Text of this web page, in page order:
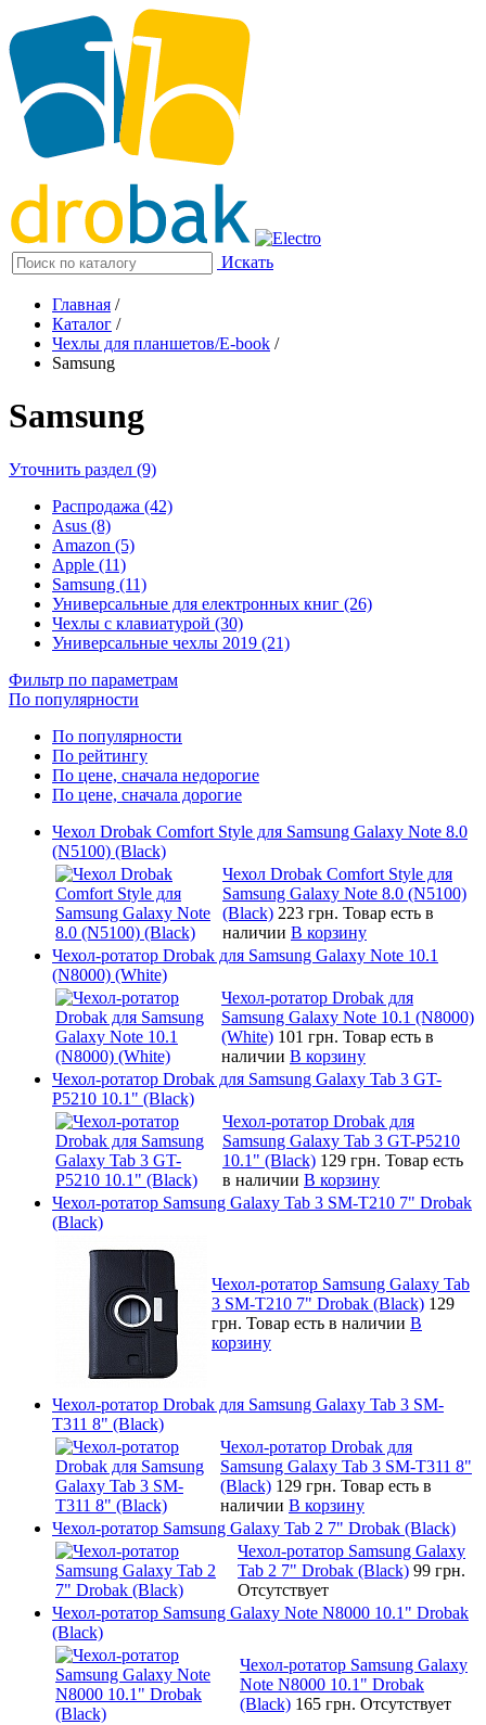
Искать
Главная /
Каталог /
Чехлы для планшетов/E-book /
Samsung
Samsung
Уточнить раздел (9)
Распродажа (42)
Asus (8)
Amazon (5)
Apple (11)
Samsung (11)
Универсальные для електронных книг (26)
Чехлы с клавиатурой (30)
Универсальные чехлы 2019 (21)
Фильтр по параметрам
По популярности
По популярности
По рейтингу
По цене, сначала недорогие
По цене, сначала дорогие
Чехол Drobak Comfort Style для Samsung Galaxy Note 8.0
(N5100) (Black)
Чехол Drobak Comfort Style для
Samsung Galaxy Note 8.0 (N5100)
(Black) 223 грн. Товар есть в
наличии В корзину
Чехол-ротатор Drobak для Samsung Galaxy Note 10.1
(N8000) (White)
Чехол-ротатор Drobak для
Samsung Galaxy Note 10.1 (N8000)
(White) 101 грн. Товар есть в
наличии В корзину
Чехол-ротатор Drobak для Samsung Galaxy Tab 3 GT-
P5210 10.1" (Black)
Чехол-ротатор Drobak для
Samsung Galaxy Tab 3 GT-P5210
10.1" (Black) 129 грн. Товар есть
в наличии В корзину
Чехол-ротатор Samsung Galaxy Tab 3 SM-T210 7" Drobak
(Black)
Чехол-ротатор Samsung Galaxy Tab
3 SM-T210 7" Drobak (Black) 129
грн. Товар есть в наличии В
корзину
Чехол-ротатор Drobak для Samsung Galaxy Tab 3 SM-
T311 8" (Black)
Чехол-ротатор Drobak для
Samsung Galaxy Tab 3 SM-T311 8"
(Black) 129 грн. Товар есть в
наличии В корзину
Чехол-ротатор Samsung Galaxy Tab 2 7" Drobak (Black)
Чехол-ротатор Samsung Galaxy
Tab 2 7" Drobak (Black) 99 грн.
Отсутствует
Чехол-ротатор Samsung Galaxy Note N8000 10.1" Drobak
(Black)
Чехол-ротатор Samsung Galaxy
Note N8000 10.1" Drobak
(Black) 165 грн. Отсутствует